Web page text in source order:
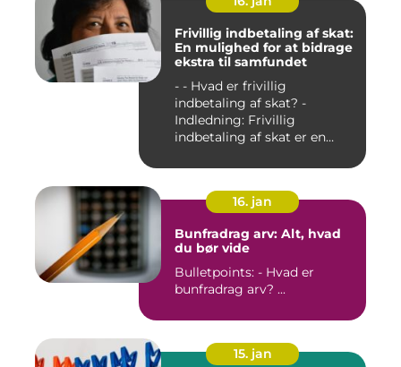
Frivillig indbetaling af skat:
En mulighed for at bidrage
ekstra til samfundet
- - Hvad er frivillig
indbetaling af skat? -
Indledning: Frivillig
indbetaling af skat er en
16. jan
Bunfradrag arv: Alt, hvad
du bør vide
Bulletpoints: - Hvad er
bunfradrag arv? ...
15. jan